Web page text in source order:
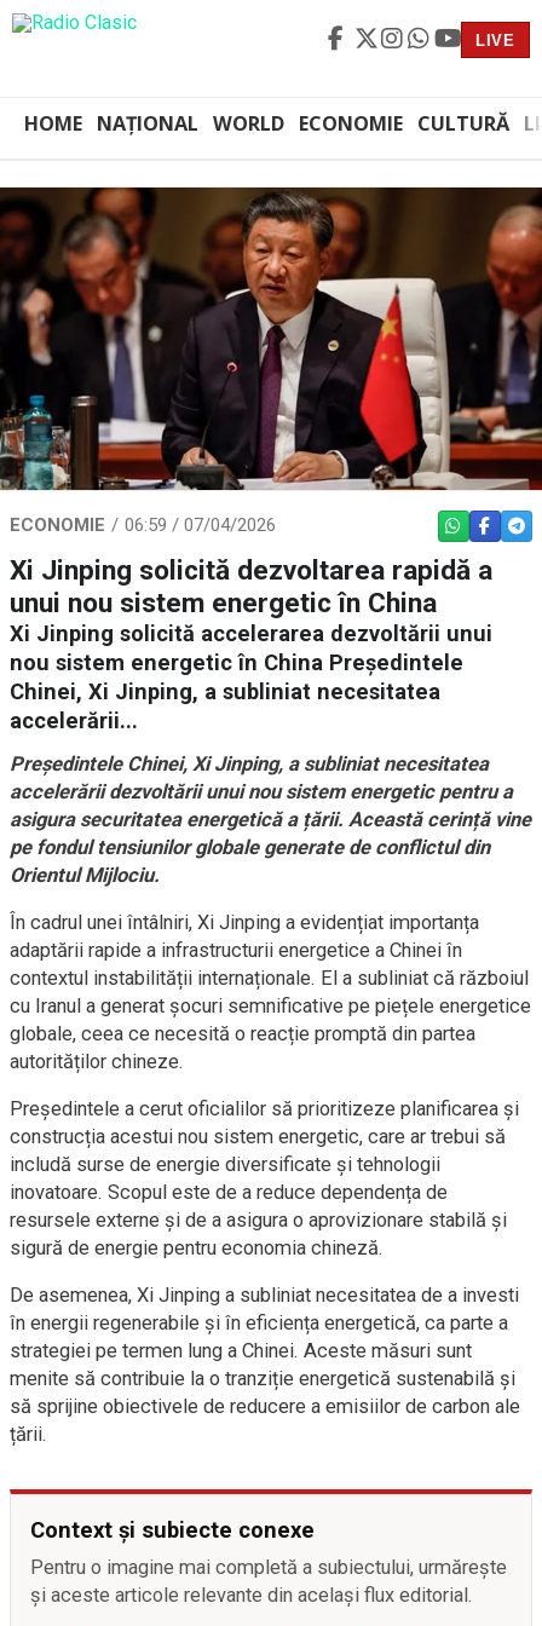
LIVE
HOME NAȚIONAL WORLD ECONOMIE CULTURĂ
ECONOMIE 06:59 / 07/04/2026 WHATSAPP
Xi Jinping solicită dezvoltarea rapidă a
unui nou sistem energetic în China
Xi Jinping solicită accelerarea dezvoltării unui
nou sistem energetic în China Președintele
Chinei, Xi Jinping, a subliniat necesitatea
accelerării...
Președintele Chinei, Xi Jinping, a subliniat necesitatea
accelerării dezvoltării unui nou sistem energetic pentru a
asigura securitatea energetică a țării. Această cerință vine
pe fondul tensiunilor globale generate de conflictul din
Orientul Mijlociu.
În cadrul unei întâlniri, Xi Jinping a evidențiat importanța
adaptării rapide a infrastructurii energetice a Chinei în
contextul instabilității internaționale. El a subliniat că războiul
cu Iranul a generat șocuri semnificative pe piețele energetice
globale, ceea ce necesită o reacție promptă din partea
autorităților chineze.
Președintele a cerut oficialilor să prioritizeze planificarea și
construcția acestui nou sistem energetic, care ar trebui să
includă surse de energie diversificate și tehnologii
inovatoare. Scopul este de a reduce dependența de
resursele externe și de a asigura o aprovizionare stabilă și
sigură de energie pentru economia chineză.
De asemenea, Xi Jinping a subliniat necesitatea de a investi
în energii regenerabile și în eficiența energetică, ca parte a
strategiei pe termen lung a Chinei. Aceste măsuri sunt
menite să contribuie la o tranziție energetică sustenabilă și
să sprijine obiectivele de reducere a emisiilor de carbon ale
țării.
Context și subiecte conexe
Pentru o imagine mai completă a subiectului, urmărește
și aceste articole relevante din același flux editorial.